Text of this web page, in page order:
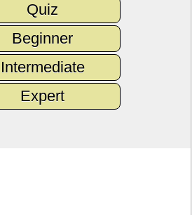
Quiz
Beginner
Intermediate
Expert